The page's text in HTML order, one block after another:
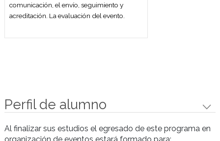
El ceremonial, el protocolo y la etiqueta. La
precedencia. El armado de las mesas. El
El espacio para el evento. El espacio como